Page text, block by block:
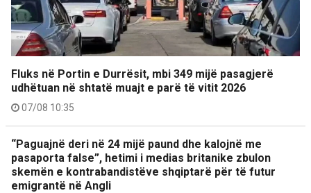
Fluks në Portin e Durrësit, mbi 349 mijë pasagjerë
udhëtuan në shtatë muajt e parë të vitit 2026
07/08 10:35
“Paguajnë deri në 24 mijë paund dhe kalojnë me
pasaporta false”, hetimi i medias britanike zbulon
skemën e kontrabandistëve shqiptarë për të futur
emigrantë në Angli